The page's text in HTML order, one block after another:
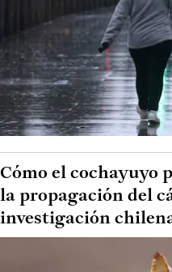
Cómo el cochayuyo
la propagación del
investigación